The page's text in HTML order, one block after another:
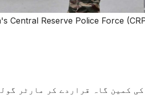
Central Reserve Police Force
کمین گاہ قراردے کر مارٹر